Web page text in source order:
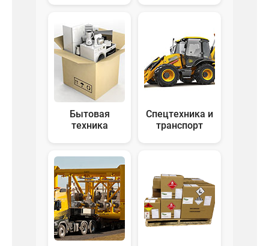
Бытовая
техника
Спецтехника и
транспорт